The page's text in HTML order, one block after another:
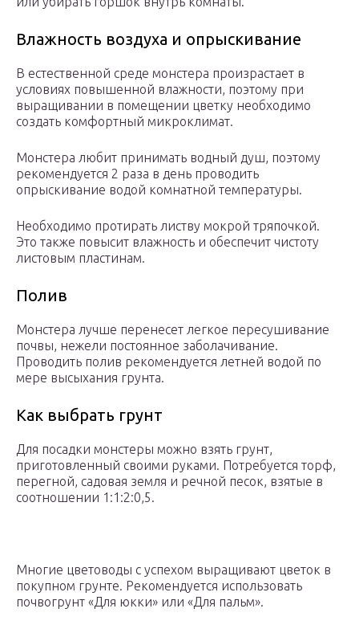
Влажность воздуха и опрыскивание
В естественной среде монстера произрастает в
условиях повышенной влажности, поэтому при
выращивании в помещении цветку необходимо
создать комфортный микроклимат.
Монстера любит принимать водный душ, поэтому
рекомендуется 2 раза в день проводить
опрыскивание водой комнатной температуры.
Необходимо протирать листву мокрой тряпочкой.
Это также повысит влажность и обеспечит чистоту
листовым пластинам.
Полив
Монстера лучше перенесет легкое пересушивание
почвы, нежели постоянное заболачивание.
Проводить полив рекомендуется летней водой по
мере высыхания грунта.
Как выбрать грунт
Для посадки монстеры можно взять грунт,
приготовленный своими руками. Потребуется торф,
перегной, садовая земля и речной песок, взятые в
соотношении 1:1:2:0,5.
Многие цветоводы с успехом выращивают цветок в
покупном грунте. Рекомендуется использовать
почвогрунт «Для юкки» или «Для пальм».